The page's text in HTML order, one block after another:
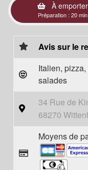
À emporter
Préparation : 20 min
Avis sur le
Italien,
salades
34 Rue de
68270
Moyens de